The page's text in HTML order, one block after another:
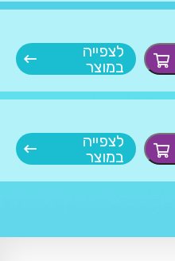
לצפייה
במוצר
לצפייה
במוצר